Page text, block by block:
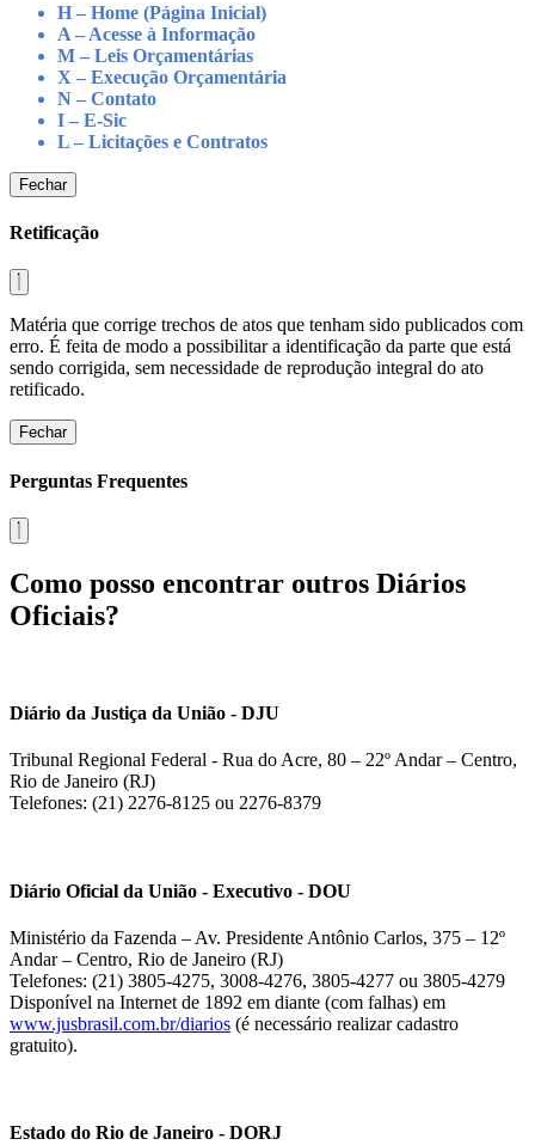
H – Home (Página Inicial)
A – Acesse à Informação
M – Leis Orçamentárias
X – Execução Orçamentária
N – Contato
I – E-Sic
L – Licitações e Contratos
Fechar
Retificação
Matéria que corrige trechos de atos que tenham sido publicados com
erro. É feita de modo a possibilitar a identificação da parte que está
sendo corrigida, sem necessidade de reprodução integral do ato
retificado.
Fechar
Perguntas Frequentes
Como posso encontrar outros Diários
Oficiais?
Diário da Justiça da União - DJU
Tribunal Regional Federal - Rua do Acre, 80 – 22º Andar – Centro,
Rio de Janeiro (RJ)
Telefones: (21) 2276-8125 ou 2276-8379
Diário Oficial da União - Executivo - DOU
Ministério da Fazenda – Av. Presidente Antônio Carlos, 375 – 12º
Andar – Centro, Rio de Janeiro (RJ)
Telefones: (21) 3805-4275, 3008-4276, 3805-4277 ou 3805-4279
Disponível na Internet de 1892 em diante (com falhas) em
www.jusbrasil.com.br/diarios (é necessário realizar cadastro
gratuito).
Estado do Rio de Janeiro - DORJ